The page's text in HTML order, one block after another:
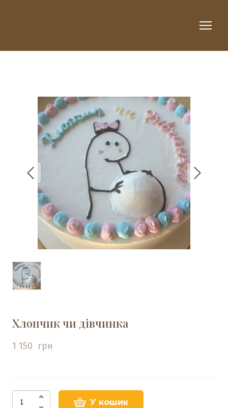
Хлопчик чи дівчинка
1 150  грн
У кошик